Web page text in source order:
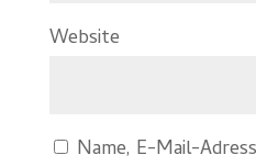
Website
Name, E-Mail-